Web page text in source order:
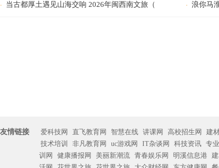
· 当古都厚土遇见山海交响 2026年闽西南文旅（ · 浪你马
友情链接 爱科技网 直飞教育网 智慧在线 讲课网 高校招生网
建
技术培训
非凡教育网 uc游戏网 IT杂谈网 科技资讯 专
训网
健康播报网 美丽新潮流 青春娱乐网 明溪信息港